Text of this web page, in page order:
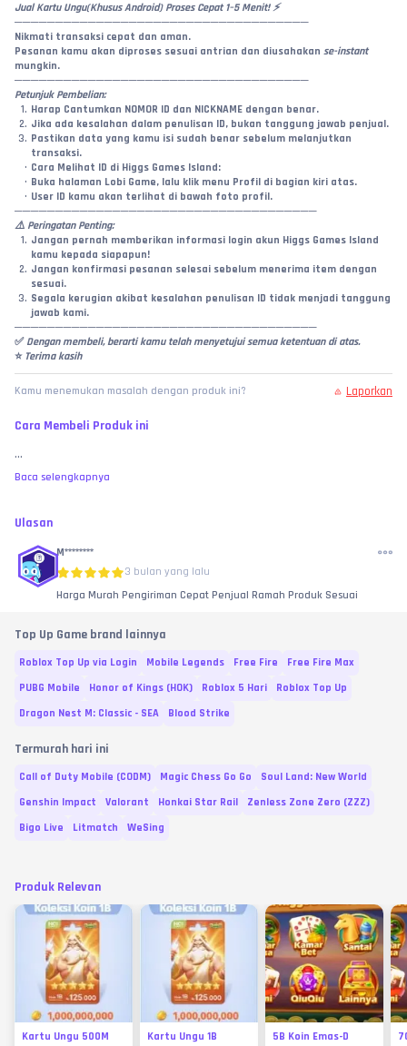
Jual Kartu Ungu(Khusus Android) Proses Cepat 1–5 Menit! ⚡
────────────────────────────────────
Nikmati transaksi cepat dan aman.
Pesanan kamu akan diproses sesuai antrian dan diusahakan se-instant
mungkin.
────────────────────────────────────
Petunjuk Pembelian:
Harap Cantumkan NOMOR ID dan NICKNAME dengan benar.
Jika ada kesalahan dalam penulisan ID, bukan tanggung jawab penjual.
Pastikan data yang kamu isi sudah benar sebelum melanjutkan
transaksi.
Cara Melihat ID di Higgs Games Island:
Buka halaman Lobi Game, lalu klik menu Profil di bagian kiri atas.
User ID kamu akan terlihat di bawah foto profil.
─────────────────────────────────────
⚠️ Peringatan Penting:
Jangan pernah memberikan informasi login akun Higgs Games Island
kamu kepada siapapun!
Jangan konfirmasi pesanan selesai sebelum menerima item dengan
sesuai.
Segala kerugian akibat kesalahan penulisan ID tidak menjadi tanggung
jawab kami.
─────────────────────────────────────
✅ Dengan membeli, berarti kamu telah menyetujui semua ketentuan di atas.
⭐ Terima kasih
Kamu menemukan masalah dengan produk ini? Laporkan
Cara Membeli Produk ini
...
Baca selengkapnya
Ulasan
M********
3 bulan yang lalu
Harga Murah Pengiriman Cepat Penjual Ramah Produk Sesuai
Top Up Game brand lainnya
Roblox Top Up via Login Mobile Legends Free Fire
Free Fire Max
PUBG Mobile
Honor of Kings (HOK) Roblox 5 Hari
Roblox Top Up
Dragon Nest M: Classic - SEA
Blood Strike
Termurah hari ini
Call of Duty Mobile (CODM) Magic Chess Go Go
Soul Land: New World
Genshin Impact
Valorant Honkai Star Rail
Zenless Zone Zero (ZZZ)
Bigo Live
Litmatch WeSing
Produk Relevan
Kartu Ungu 500M Kartu Ungu 1B 5B Koin Emas-D